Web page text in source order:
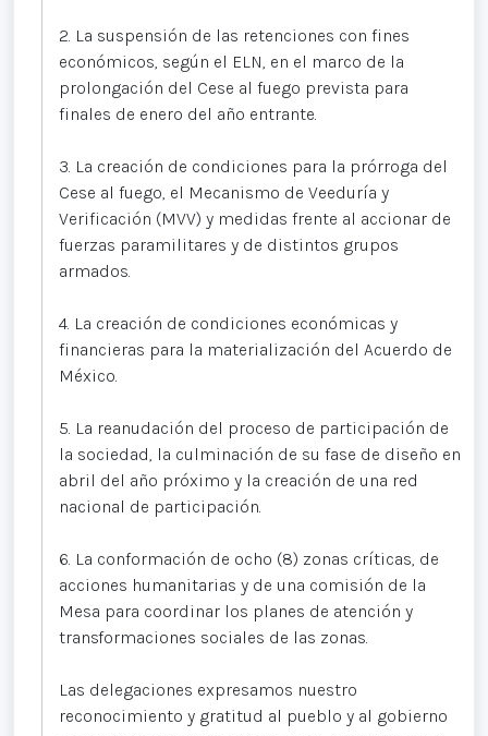
2. La suspensión de las retenciones con fines
económicos, según el ELN, en el marco de la
prolongación del Cese al fuego prevista para
finales de enero del año entrante.
3. La creación de condiciones para la prórroga del
Cese al fuego, el Mecanismo de Veeduría y
Verificación (MVV) y medidas frente al accionar de
fuerzas paramilitares y de distintos grupos
armados.
4. La creación de condiciones económicas y
financieras para la materialización del Acuerdo de
México.
5. La reanudación del proceso de participación de
la sociedad, la culminación de su fase de diseño en
abril del año próximo y la creación de una red
nacional de participación.
6. La conformación de ocho (8) zonas críticas, de
acciones humanitarias y de una comisión de la
Mesa para coordinar los planes de atención y
transformaciones sociales de las zonas.
Las delegaciones expresamos nuestro
reconocimiento y gratitud al pueblo y al gobierno